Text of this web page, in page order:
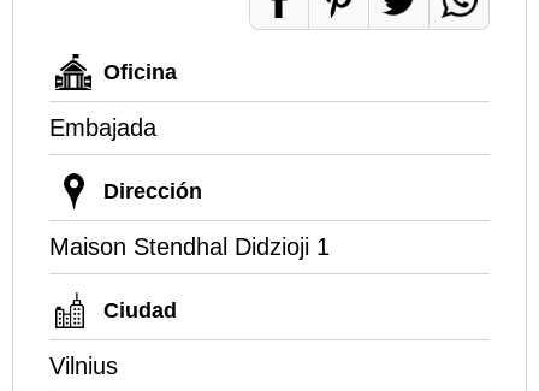
Oficina
Embajada
Dirección
Maison Stendhal Didzioji 1
Ciudad
Vilnius